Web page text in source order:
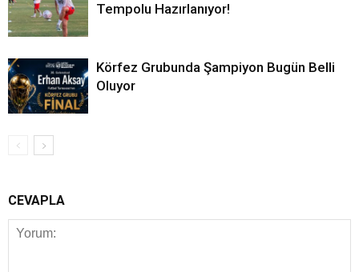
Tempolu Hazırlanıyor!
Körfez Grubunda Şampiyon Bugün Belli
Oluyor
CEVAPLA